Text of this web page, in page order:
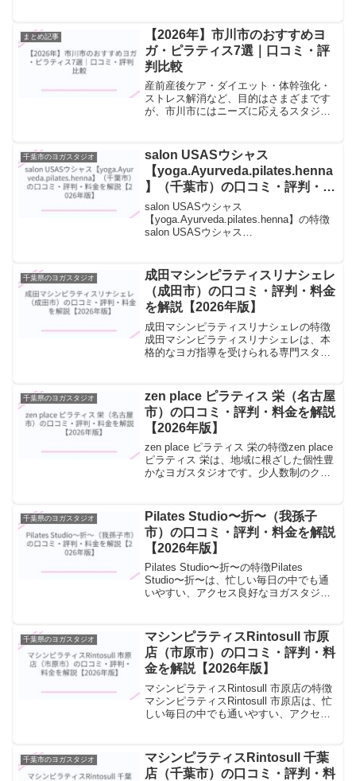
ジュールで参加できます。駅近の立地...
まとめ記事
【2026年】市川市のおすすめヨ
ガ・ピラティス7選｜口コミ・評
判比較
産前産後ケア・ダイエット・体幹強化・
ストレス解消など、目的はさまざまです
が、市川市にはニーズに応えるスタジオ
価：★★★★☆ 4.9（165件のクチコ
ミ）...
千葉市のヨガスタジオ
salon USASウシャス
【yoga.Ayurveda.pilates.henna
】（千葉市）の口コミ・評判・料
金を解説【2026年版】
salon USASウシャス
【yoga.Ayurveda.pilates.henna】の特徴
salon USASウシャス
オです。資格を持つ経...
千葉県のヨガスタジオ
成田マシンピラティスリナシェレ
（成田市）の口コミ・評判・料金
を解説【2026年版】
成田マシンピラティスリナシェレの特徴
成田マシンピラティスリナシェレは、本
格的なヨガ指導を受けられる専門スタジ
寧に指導します。資格取得者による専門
的な指導が特徴で、ポーズ...
千葉県のヨガスタジオ
zen place ピラティス 栄（名古屋
市）の口コミ・評判・料金を解説
【2026年版】
zen place ピラティス 栄の特徴zen place
ピラティス 栄は、地域に根ざした個性豊
かなヨガスタジオです。少人数制のクラ
す。少人数制クラスを中心に、丁寧な...
千葉県のヨガスタジオ
Pilates Studio〜折〜（我孫子
市）の口コミ・評判・料金を解説
【2026年版】
Pilates Studio〜折〜の特徴Pilates
Studio〜折〜は、忙しい毎日の中でも通
いやすい、アクセス良好なヨガスタジオ
加できます。駅近の立地と多彩な時間...
千葉県のヨガスタジオ
マシンピラティスRintosull 市原
店（市原市）の口コミ・評判・料
金を解説【2026年版】
マシンピラティスRintosull 市原店の特徴
マシンピラティスRintosull 市原店は、忙
しい毎日の中でも通いやすい、アクセス
たスケジュールで参加できます。駅近
の...
千葉市のヨガスタジオ
マシンピラティスRintosull 千葉
店（千葉市）の口コミ・評判・料